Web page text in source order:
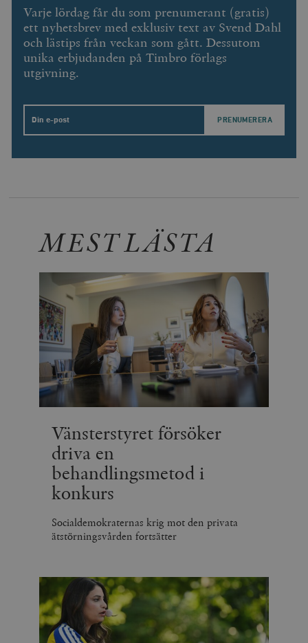
Varje lördag får du som prenumerant (gratis)
ett nyhetsbrev med exklusiv text av Svend Dahl
och lästips från veckan som gått. Dessutom
unika erbjudanden på Timbro förlags
utgivning.
Email
MEST LÄSTA
Vänsterstyret försöker
driva en
behandlingsmetod i
konkurs
Socialdemokraternas krig mot den privata
ätstörningsvården fortsätter